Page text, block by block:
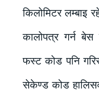
किलोमिटर लम्बाइ
कालोपत्र गर्न बेस
फस्ट कोड पनि
सेकेण्ड कोड